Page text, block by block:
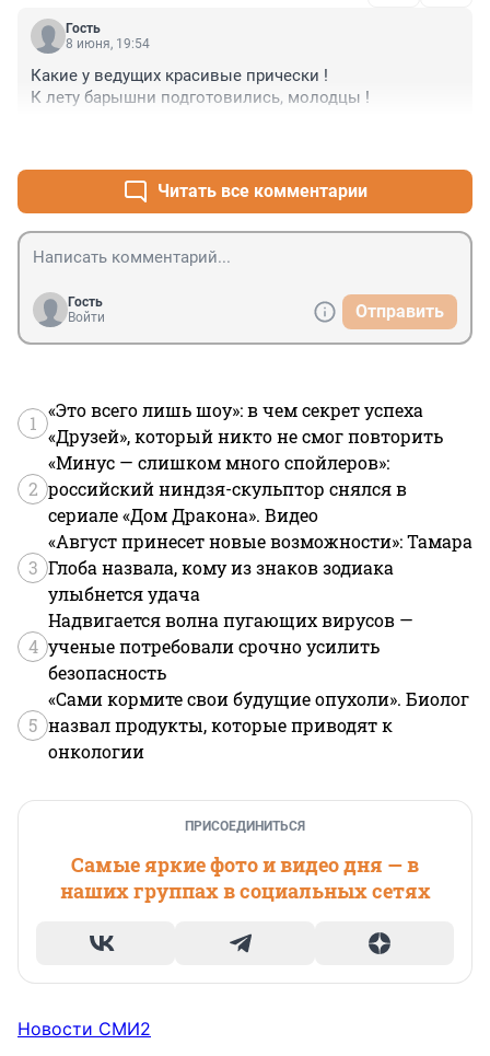
подвиг !
Здоровья маме и четырем замечательным дочкам-
Пусть в этой большой семье царит счастье и любовь !
А я пошел дальше мечтать о дочке ... Хотя бы одной ...
Гость
8 июня, 19:54
Какие у ведущих красивые прически !
К лету барышни подготовились, молодцы !
Читать все комментарии
Гость
Войти
Отправить
1
«Это всего лишь шоу»: в чем секрет успеха
«Друзей», который никто не смог повторить
2
«Минус — слишком много спойлеров»:
российский ниндзя-скульптор снялся в
сериале «Дом Дракона». Видео
3
«Август принесет новые возможности»: Тамара
Глоба назвала, кому из знаков зодиака
улыбнется удача
4
Надвигается волна пугающих вирусов —
ученые потребовали срочно усилить
безопасность
5
«Сами кормите свои будущие опухоли». Биолог
назвал продукты, которые приводят к
онкологии
ПРИСОЕДИНИТЬСЯ
Самые яркие фото и видео дня — в
наших группах в социальных сетях
Новости СМИ2